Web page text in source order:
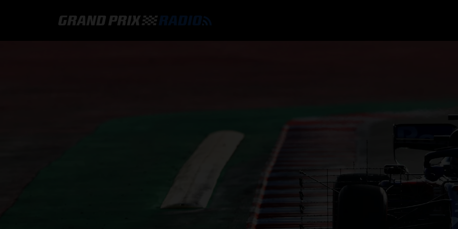
F1 KALENDER
F1 COUREURS KAMPIOENSCHAP